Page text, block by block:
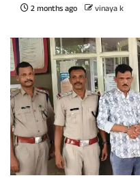
2 months ago vinaya k